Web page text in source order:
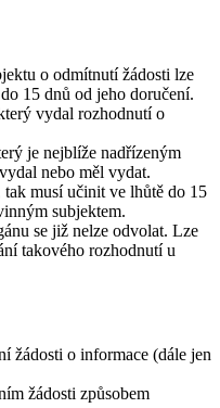
o odmítnutí žádosti lze
15 dnů od jeho doručení.
vydal rozhodnutí o
je nejblíže nadřízeným
nebo měl vydat.
musí učinit ve lhůtě do 15
subjektem.
se již nelze odvolat. Lze
takového rozhodnutí u
žádosti o informace (dále jen
žádosti způsobem